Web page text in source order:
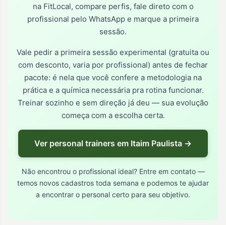
na FitLocal, compare perfis, fale direto com o
profissional pelo WhatsApp e marque a primeira
sessão.
Vale pedir a primeira sessão experimental (gratuita ou
com desconto, varia por profissional) antes de fechar
pacote: é nela que você confere a metodologia na
prática e a química necessária pra rotina funcionar.
Treinar sozinho e sem direção já deu — sua evolução
começa com a escolha certa.
Ver personal trainers em Itaim Paulista →
Não encontrou o profissional ideal? Entre em contato —
temos novos cadastros toda semana e podemos te ajudar
a encontrar o personal certo para seu objetivo.